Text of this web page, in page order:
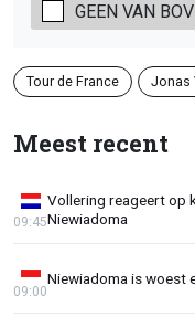
GEEN VAN
Tour de France Jonas
Meest recent
Vollering reageert op
Niewiadoma
09:45
Niewiadoma is woest
09:00